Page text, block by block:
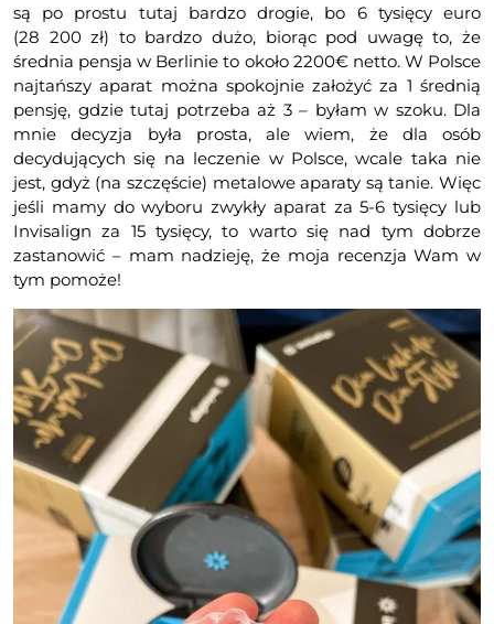
są po prostu tutaj bardzo drogie, bo 6 tysięcy euro
(28 200 zł) to bardzo dużo, biorąc pod uwagę to, że
średnia pensja w Berlinie to około 2200€ netto. W Polsce
najtańszy aparat można spokojnie założyć za 1 średnią
pensję, gdzie tutaj potrzeba aż 3 – byłam w szoku. Dla
mnie decyzja była prosta, ale wiem, że dla osób
decydujących się na leczenie w Polsce, wcale taka nie
jest, gdyż (na szczęście) metalowe aparaty są tanie. Więc
jeśli mamy do wyboru zwykły aparat za 5-6 tysięcy lub
Invisalign za 15 tysięcy, to warto się nad tym dobrze
zastanowić – mam nadzieję, że moja recenzja Wam w
tym pomoże!